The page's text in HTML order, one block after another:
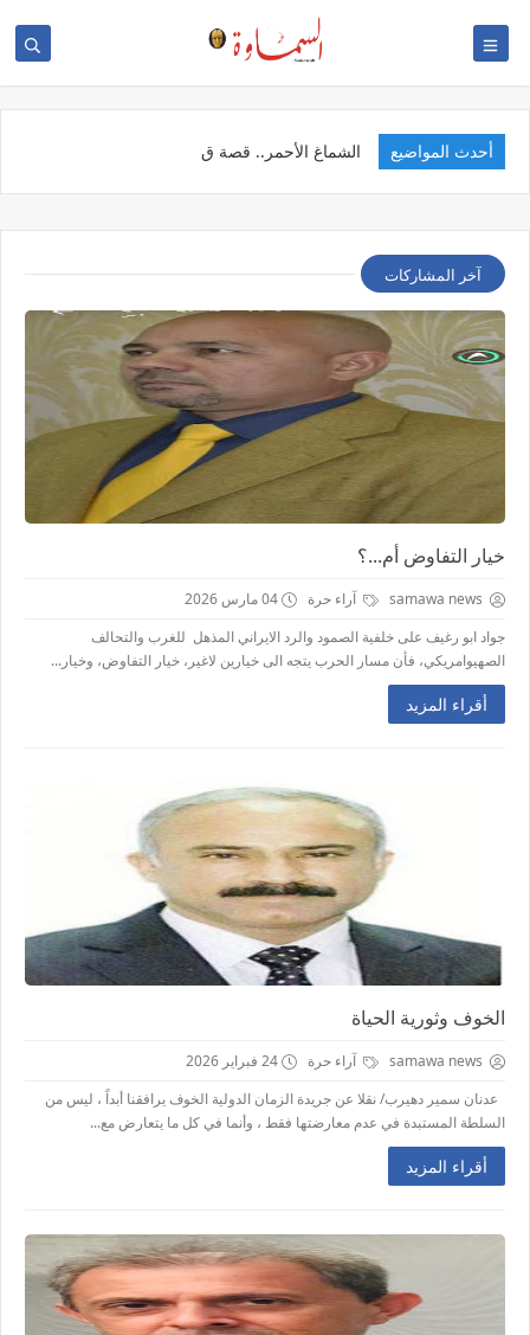
أحدث المواضيع الخد
آخر المشاركات
خيار التفاوض أم...؟
samawa news آراء حرة
04 مارس 2026
جواد ابو رغيف على خلفية الصمود والرد الايراني المذهل للغرب والتحالف
الصهيوامريكي، فأن مسار الحرب يتجه الى خيارين لاغير، خيار التفاوض، وخيار...
أقراء المزيد
الخوف وثورية الحياة
samawa news آراء حرة
24 فبراير 2026
عدنان سمير دهيرب/ نقلا عن جريدة الزمان الدولية الخوف يرافقنا أبداً ، ليس من
السلطة المستبدة في عدم معارضتها فقط ، وأنما في كل ما يتعارض مع...
أقراء المزيد